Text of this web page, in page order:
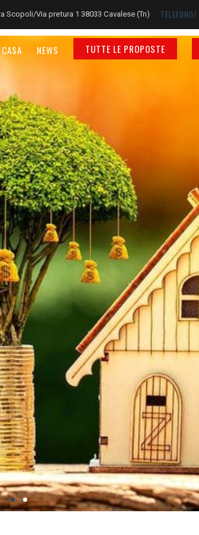
Scopoli/Via pretura 1 38033 Cavalese (Tn) TELEFONO/
NEWS TUTTE LE PROPOSTE